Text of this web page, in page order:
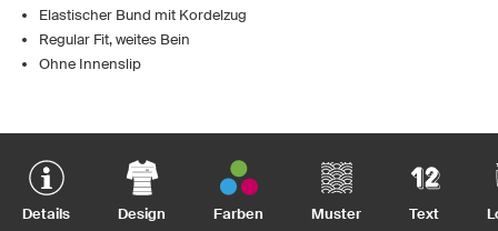
Elastischer Bund mit Kordelzug
Regular Fit, weites Bein
Ohne Innenslip
Details Design Farben Muster Text